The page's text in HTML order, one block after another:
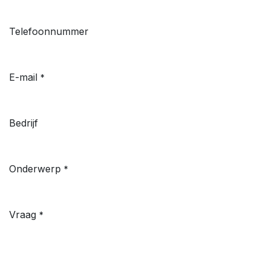
Telefoonnummer
E-mail *
Bedrijf
Onderwerp *
Vraag *